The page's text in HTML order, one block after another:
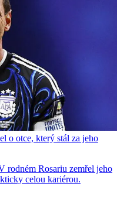
o otce, který stál za jeho
rodném Rosariu zemřel jeho
celou kariérou.